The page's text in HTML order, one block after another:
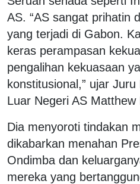
AS. “AS sangat prihatin
yang terjadi di Gabon.
keras perampasan
pengalihan kekuasaan
konstitusional,” ujar
Luar Negeri AS Matthew
Dia menyoroti tindakan
dikabarkan menahan
Ondimba dan
mereka yang